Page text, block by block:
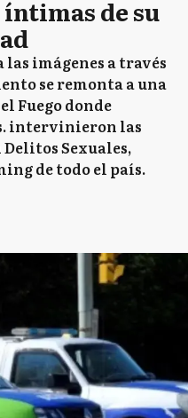
de su
las imágenes a través
se remonta a una
Fuego donde
intervinieron las
Sexuales,
de todo el país.